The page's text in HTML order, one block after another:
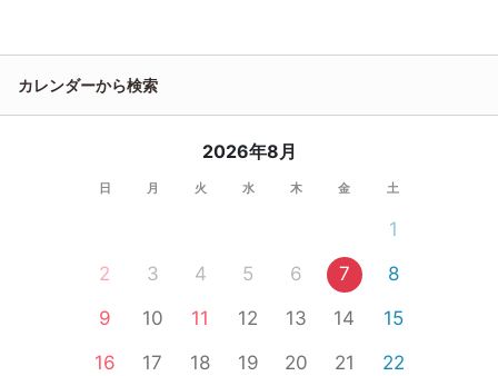
カレンダーから検索
2026年8月
日 月 火 水 木 金 土
1
2
3 4 5 6 7
8
9
10 11 12 13 14
15
16
17 18 19 20 21
22